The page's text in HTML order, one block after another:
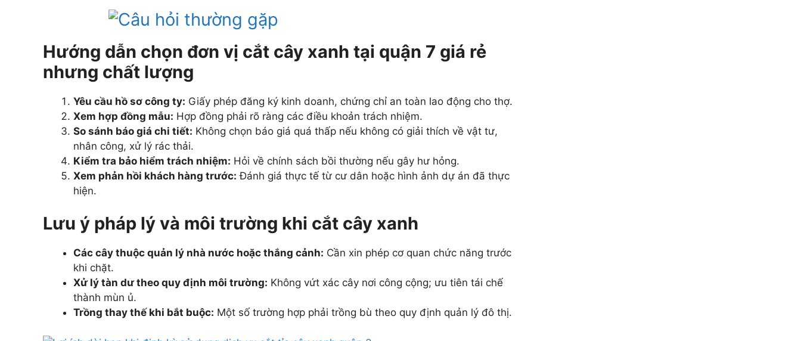
Hướng dẫn chọn đơn vị cắt cây xanh tại quận 7 giá rẻ
nhưng chất lượng
Yêu cầu hồ sơ công ty: Giấy phép đăng ký kinh doanh, chứng chỉ an toàn lao động cho thợ.
Xem hợp đồng mẫu: Hợp đồng phải rõ ràng các điều khoản trách nhiệm.
So sánh báo giá chi tiết: Không chọn báo giá quá thấp nếu không có giải thích về vật tư,
nhân công, xử lý rác thải.
Kiểm tra bảo hiểm trách nhiệm: Hỏi về chính sách bồi thường nếu gây hư hỏng.
Xem phản hồi khách hàng trước: Đánh giá thực tế từ cư dân hoặc hình ảnh dự án đã thực
hiện.
Lưu ý pháp lý và môi trường khi cắt cây xanh
Các cây thuộc quản lý nhà nước hoặc thắng cảnh: Cần xin phép cơ quan chức năng trước
khi chặt.
Xử lý tàn dư theo quy định môi trường: Không vứt xác cây nơi công cộng; ưu tiên tái chế
thành mùn ủ.
Trồng thay thế khi bắt buộc: Một số trường hợp phải trồng bù theo quy định quản lý đô thị.